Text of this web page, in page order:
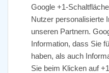
Google +1-
Nutzer personalisierte
unseren Partnern.
Information, dass Sie
haben, als auch
Sie beim Klicken auf